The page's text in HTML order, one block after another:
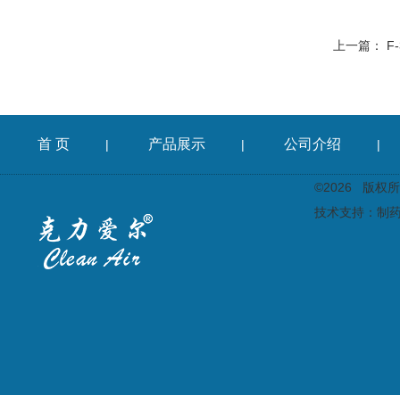
上一篇：
首 页 | 产品展示 | 公司介绍 |
©2026 版权所
技术支持： 制